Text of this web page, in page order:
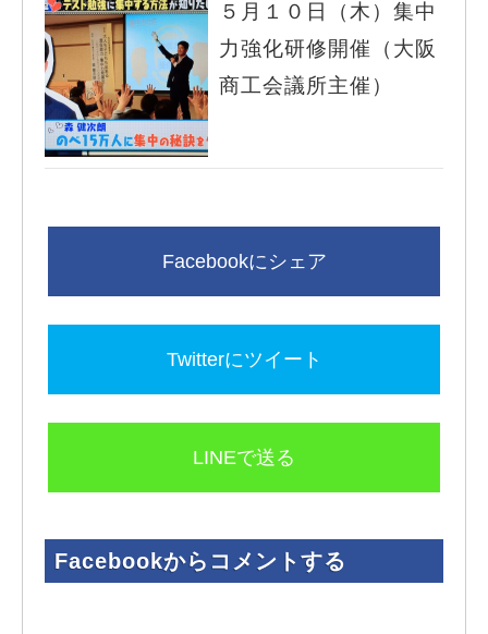
５月１０日（木）集中
力強化研修開催（大阪
商工会議所主催）
Facebookからコメントする